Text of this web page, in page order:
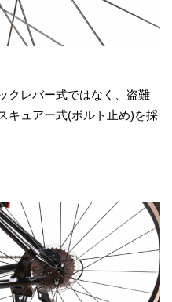
クレバー式ではなく、盗難
キュアー式(ボルト止め)を採